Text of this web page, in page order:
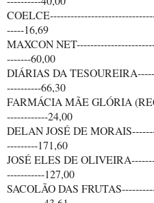
-----16,69
MAXCON
-------60,00
DIÁRIAS DA
----------66,30
FARMÁCIA MÃE GLÓRIA
------------24,00
DELAN JOSÉ DE
---------171,60
JOSÉ ELES DE
-----------127,00
SACOLÃO DAS